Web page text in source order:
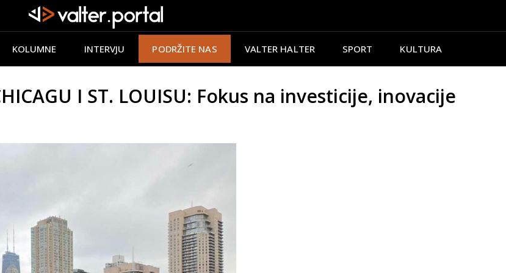
KOLUMNE INTERVJU PODRŽITE NAS VALTER HALTER SPORT KULTURA
I ST. LOUISU: Fokus na investicije, inovacije